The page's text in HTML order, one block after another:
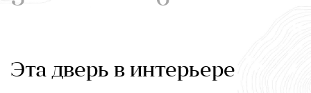
Эта дверь в интерьере